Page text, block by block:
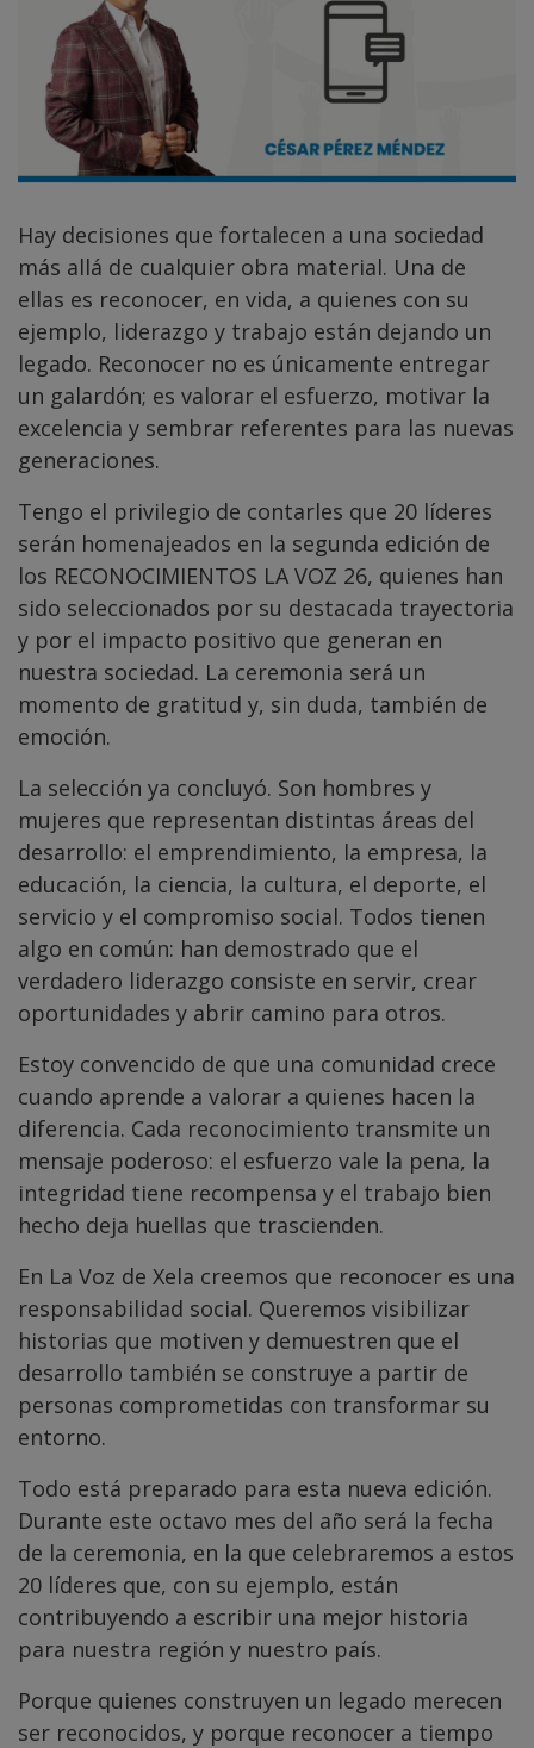
Hay decisiones que fortalecen a una sociedad
más allá de cualquier obra material. Una de
ellas es reconocer, en vida, a quienes con su
ejemplo, liderazgo y trabajo están dejando un
legado. Reconocer no es únicamente entregar
un galardón; es valorar el esfuerzo, motivar la
excelencia y sembrar referentes para las nuevas
generaciones.
Tengo el privilegio de contarles que 20 líderes
serán homenajeados en la segunda edición de
los RECONOCIMIENTOS LA VOZ 26, quienes han
sido seleccionados por su destacada trayectoria
y por el impacto positivo que generan en
nuestra sociedad. La ceremonia será un
momento de gratitud y, sin duda, también de
emoción.
La selección ya concluyó. Son hombres y
mujeres que representan distintas áreas del
desarrollo: el emprendimiento, la empresa, la
educación, la ciencia, la cultura, el deporte, el
servicio y el compromiso social. Todos tienen
algo en común: han demostrado que el
verdadero liderazgo consiste en servir, crear
oportunidades y abrir camino para otros.
Estoy convencido de que una comunidad crece
cuando aprende a valorar a quienes hacen la
diferencia. Cada reconocimiento transmite un
mensaje poderoso: el esfuerzo vale la pena, la
integridad tiene recompensa y el trabajo bien
hecho deja huellas que trascienden.
En La Voz de Xela creemos que reconocer es una
responsabilidad social. Queremos visibilizar
historias que motiven y demuestren que el
desarrollo también se construye a partir de
personas comprometidas con transformar su
entorno.
Todo está preparado para esta nueva edición.
Durante este octavo mes del año será la fecha
de la ceremonia, en la que celebraremos a estos
20 líderes que, con su ejemplo, están
contribuyendo a escribir una mejor historia
para nuestra región y nuestro país.
Porque quienes construyen un legado merecen
ser reconocidos, y porque reconocer a tiempo